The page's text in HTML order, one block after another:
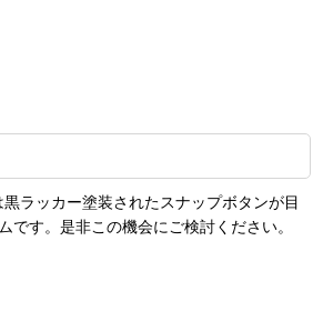
ラッカー塗装されたスナップボタンが目
す。是非この機会にご検討ください。